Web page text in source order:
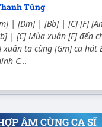
Tùng
| [Dm] | [Bb] | [C]-[F]
| [C] Mùa xuân [F] đến
ta cùng [Gm] ca hát
C...
ÂM CÙNG CA SĨ